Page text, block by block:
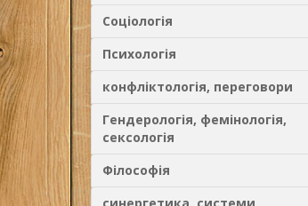
Соціологія
Психологія
конфліктологія, переговори
Гендерологія, фемінологія,
сексологія
Філософія